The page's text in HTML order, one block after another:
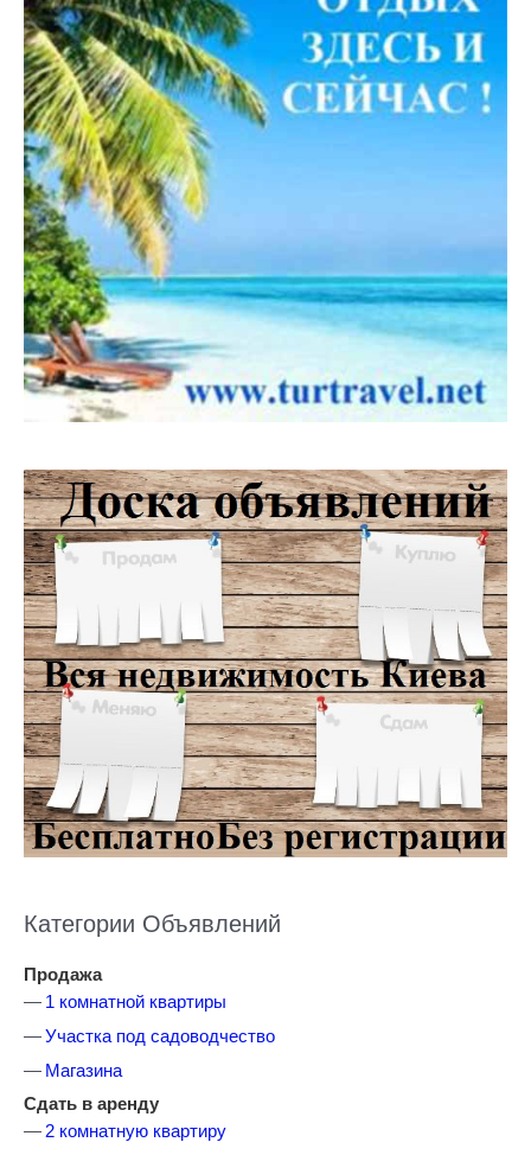
Категории Объявлений
Продажа
1 комнатной квартиры
Участка под садоводчество
Магазина
Сдать в аренду
2 комнатную квартиру